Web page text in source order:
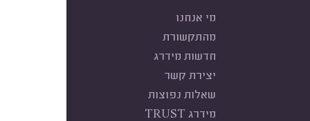
מי אנחנו
מהתקשורת
חדשות מידרג
יצירת קשר
שאלות נפוצות
מידרג TRUST